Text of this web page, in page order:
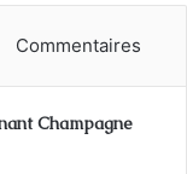
Commentaires
Champagne